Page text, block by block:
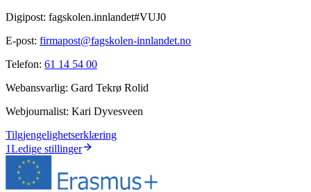
Digipost: fagskolen.innlandet#VUJ0
E-post: firmapost@fagskolen-innlandet.no
Telefon: 61 14 54 00
Webansvarlig: Gard Tekrø Rolid
Webjournalist: Kari Dyvesveen
Tilgjengelighetserklæring
1Ledige stillinger